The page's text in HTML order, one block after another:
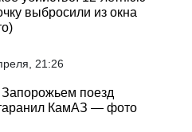
выбросили из окна
21:26
поезд
КамАЗ — фото